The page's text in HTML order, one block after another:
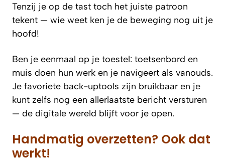
Tenzij je op de tast toch het juiste patroon
tekent — wie weet ken je de beweging nog uit je
hoofd!
Ben je eenmaal op je toestel: toetsenbord en
muis doen hun werk en je navigeert als vanouds.
Je favoriete back-uptools zijn bruikbaar en je
kunt zelfs nog een allerlaatste bericht versturen
— de digitale wereld blijft voor je open.
Handmatig overzetten? Ook dat
werkt!